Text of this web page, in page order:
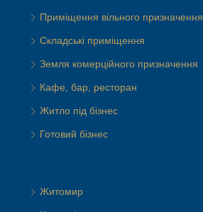
Приміщення вільного призначення
Складські приміщення
Земля комерційного призначення
Кафе, бар, ресторан
Житло під бізнес
Готовий бізнес
Житомир